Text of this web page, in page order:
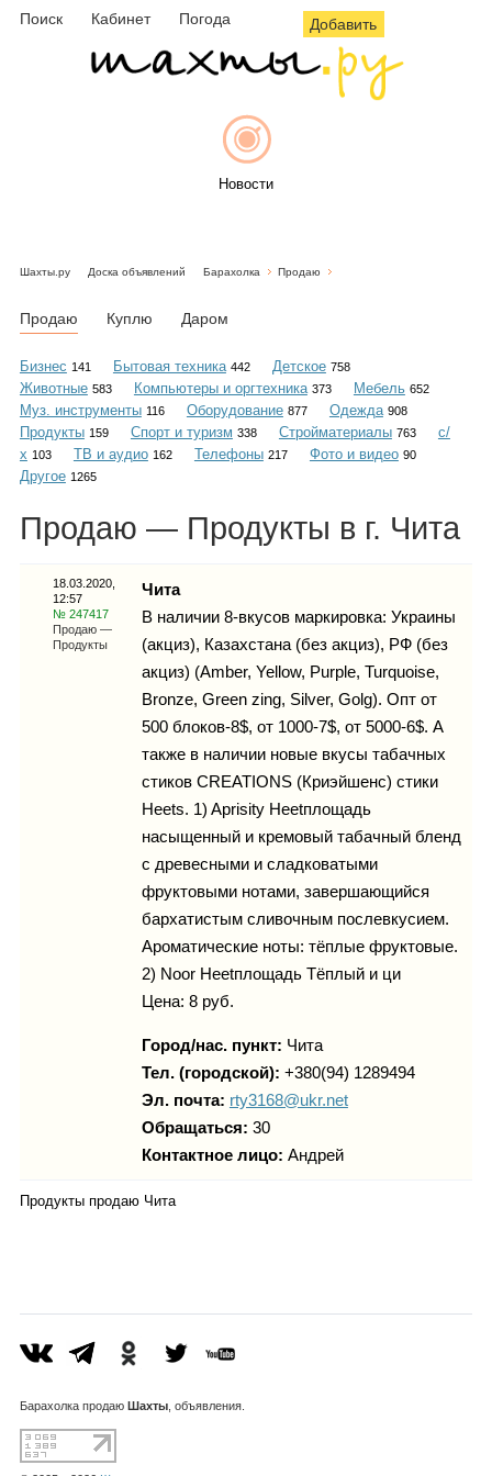
Поиск Кабинет Погода Добавить
Новости
Объявления
Гороскоп
Карты
Фотогалерея
Шахты.ру Доска объявлений Барахолка Продаю
Продаю Куплю Даром
Бизнес 141 Бытовая техника 442 Детское 758
Животные 583 Компьютеры и оргтехника 373 Мебель 652
Муз. инструменты 116 Оборудование 877 Одежда 908
Продукты 159 Спорт и туризм 338 Стройматериалы 763
с/
х 103 ТВ и аудио 162 Телефоны 217 Фото и видео 90
Другое 1265
Продаю — Продукты в г. Чита
18.03.2020,
12:57
№ 247417
Продаю —
Продукты
Чита
В наличии 8-вкусов маркировка: Украины
(акциз), Казахстана (без акциз), РФ (без
акциз) (Amber, Yellow, Purple, Turquoise,
Bronze, Green zing, Silver, Golg). Опт от
500 блоков-8$, от 1000-7$, от 5000-6$. А
также в наличии новые вкусы табачных
стиков CREATIONS (Криэйшенс) стики
Heets. 1) Aprisity Heetплощадь
насыщенный и кремовый табачный бленд
с древесными и сладковатыми
фруктовыми нотами, завершающийся
бархатистым сливочным послевкусием.
Ароматические ноты: тёплые фруктовые.
2) Noor Heetплощадь Тёплый и ци
Цена: 8 руб.
Город/нас. пункт: Чита
Тел. (городской): +380(94) 1289494
Эл. почта: rty3168@ukr.net
Обращаться: 30
Контактное лицо: Андрей
Продукты продаю Чита
Барахолка продаю Шахты, объявления.